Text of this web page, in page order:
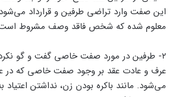
این صفت وارد تراضی طرفین و قرارداد
معلوم شده که شخص فاقد وصف مشروط
۲- طرفین در مورد صفت خاصی گفت و گو
عرف و عادت عقد بر وجود صفت خاصی که در
می‌شود. مانند باکره بودن زن، نداشتن اعتیاد